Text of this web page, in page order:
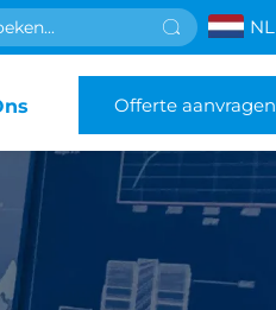
NL
Offerte aanvragen